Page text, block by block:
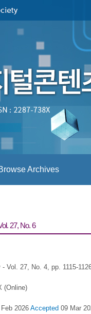
Archives
27, No. 6
Vol. 27, No. 4, pp. 1115-
(Online)
Feb 2026 Accepted 09 Mar